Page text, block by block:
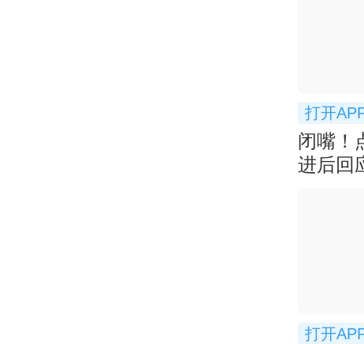
打开
闭嘴！
进后回
打开